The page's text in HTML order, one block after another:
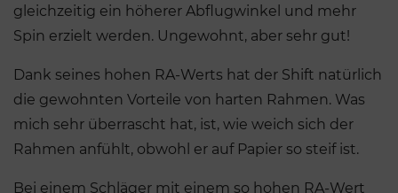
gleichzeitig ein höherer Abflugwinkel und mehr
Spin erzielt werden. Ungewohnt, aber sehr gut!
Dank seines hohen RA-Werts hat der Shift natürlich
die gewohnten Vorteile von harten Rahmen. Was
mich sehr überrascht hat, ist, wie weich sich der
Rahmen anfühlt, obwohl er auf Papier so steif ist.
Bei einem Schläger mit einem so hohen RA-Wert